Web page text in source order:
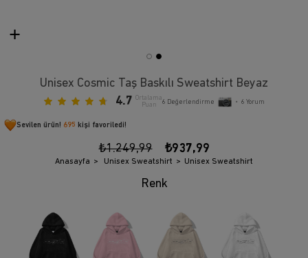
Unisex Cosmic Taş Baskılı Sweatshirt Beyaz
4.7 Ortalama
Puan
6 Değerlendirme • 6 Yorum
Sevilen ürün! 695 kişi favoriledi!
₺1.249,99 ₺937,99
Anasayfa Unisex Sweatshirt Unisex Sweatshirt